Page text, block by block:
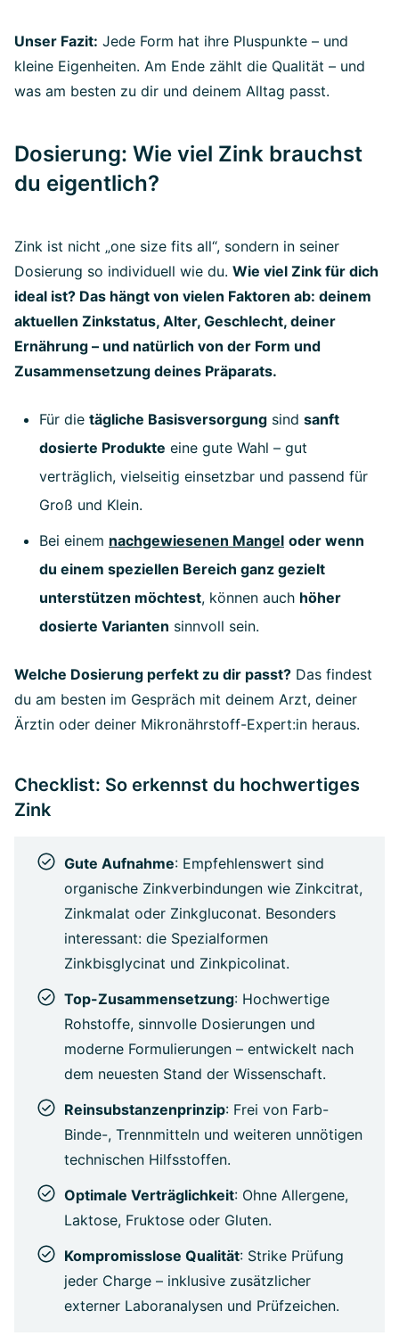
Unser Fazit: Jede Form hat ihre Pluspunkte – und
kleine Eigenheiten. Am Ende zählt die Qualität – und
was am besten zu dir und deinem Alltag passt.
Dosierung: Wie viel Zink brauchst
du eigentlich?
Zink ist nicht „one size fits all“, sondern in seiner
Dosierung so individuell wie du. Wie viel Zink für dich
ideal ist? Das hängt von vielen Faktoren ab: deinem
aktuellen Zinkstatus, Alter, Geschlecht, deiner
Ernährung – und natürlich von der Form und
Zusammensetzung deines Präparats.
Für die tägliche Basisversorgung sind sanft
dosierte Produkte eine gute Wahl – gut
verträglich, vielseitig einsetzbar und passend für
Groß und Klein.
Bei einem nachgewiesenen Mangel oder wenn
du einem speziellen Bereich ganz gezielt
unterstützen möchtest, können auch höher
dosierte Varianten sinnvoll sein.
Welche Dosierung perfekt zu dir passt? Das findest
du am besten im Gespräch mit deinem Arzt, deiner
Ärztin oder deiner Mikronährstoff-Expert:in heraus.
Checklist: So erkennst du hochwertiges
Zink
Gute Aufnahme: Empfehlenswert sind
organische Zinkverbindungen wie Zinkcitrat,
Zinkmalat oder Zinkgluconat. Besonders
interessant: die Spezialformen
Zinkbisglycinat und Zinkpicolinat.
Top-Zusammensetzung: Hochwertige
Rohstoffe, sinnvolle Dosierungen und
moderne Formulierungen – entwickelt nach
dem neuesten Stand der Wissenschaft.
Reinsubstanzenprinzip: Frei von Farb-
Binde-, Trennmitteln und weiteren unnötigen
technischen Hilfsstoffen.
Optimale Verträglichkeit: Ohne Allergene,
Laktose, Fruktose oder Gluten.
Kompromisslose Qualität: Strike Prüfung
jeder Charge – inklusive zusätzlicher
externer Laboranalysen und Prüfzeichen.